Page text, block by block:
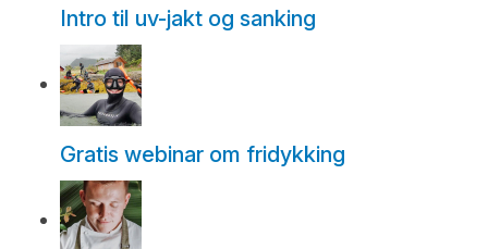
Intro til uv-jakt og sanking
Gratis webinar om fridykking